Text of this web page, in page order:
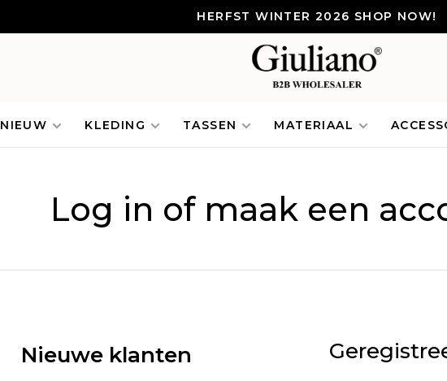
HERFST WINTER 2026 SHOP NOW!
NIEUW KLEDING TASSEN MATERIAAL
Log in of maak een
Nieuwe klanten